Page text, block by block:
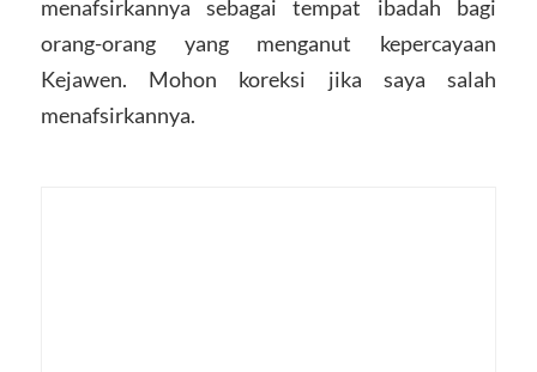
menafsirkannya sebagai tempat ibadah bagi
orang-orang yang menganut kepercayaan
Kejawen. Mohon koreksi jika saya salah
menafsirkannya.